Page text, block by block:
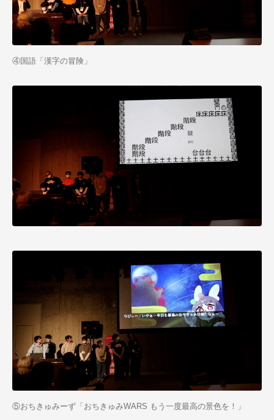
④国語「漢字の冒険」
⑤おちきゅみーず「おちきゅみWARS もう一度最高の景色を！」